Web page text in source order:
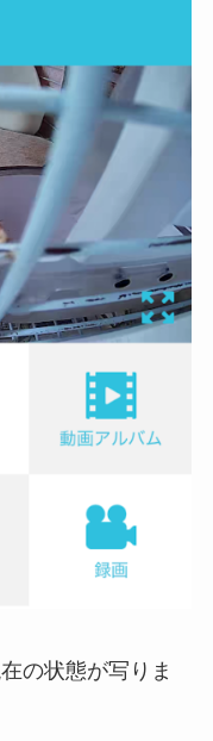
の状態が写りま